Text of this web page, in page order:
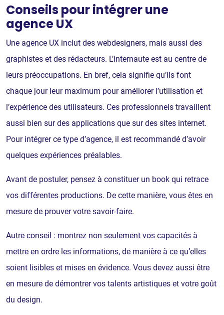
Conseils pour intégrer une
agence UX
Une agence UX inclut des webdesigners, mais aussi des
graphistes et des rédacteurs. L’internaute est au centre de
leurs préoccupations. En bref, cela signifie qu’ils font
chaque jour leur maximum pour améliorer l’utilisation et
l’expérience des utilisateurs. Ces professionnels travaillent
aussi bien sur des applications que sur des sites internet.
Pour intégrer ce type d’agence, il est recommandé d’avoir
quelques expériences préalables.
Avant de postuler, pensez à constituer un book qui retrace
vos différentes productions. De cette manière, vous êtes en
mesure de prouver votre savoir-faire.
Autre conseil : montrez non seulement vos capacités à
mettre en ordre les informations, de manière à ce qu’elles
soient lisibles et mises en évidence. Vous devez aussi être
en mesure de démontrer vos talents artistiques et votre goût
du design.